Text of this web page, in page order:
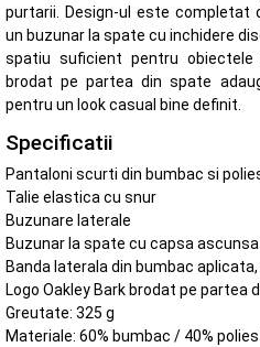
purtarii. Design-ul este completat
un buzunar la spate cu inchidere
spatiu suficient pentru obiectele
brodat pe partea din spate
pentru un look casual bine definit.
Specificatii
Pantaloni scurti din bumbac si
Talie elastica cu snur
Buzunare laterale
Buzunar la spate cu capsa
Banda laterala din bumbac
Logo Oakley Bark brodat pe partea
Greutate: 325 g
Materiale: 60% bumbac / 40%